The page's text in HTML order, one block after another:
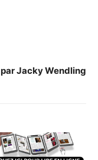
par Jacky Wendling